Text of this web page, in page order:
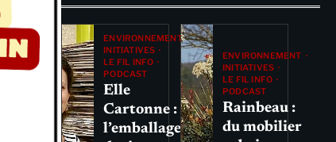
ENVIRONNEMENT
INITIATIVES
LE FIL INFO
PODCAST
Elle
Cartonne :
l’emballage
ENVIRONNEMENT
INITIATIVES
LE FIL INFO
PODCAST
Rainbeau :
du mobilier